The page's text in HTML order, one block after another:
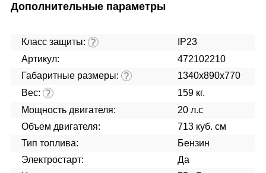
Дополнительные параметры
Класс защиты: ?
IP23
Артикул:
472102210
Габаритные размеры: ?
1340х890х770
Вес: ?
159 кг.
Мощность двигателя:
20 л.с
Объем двигателя:
713 куб. см
Тип топлива:
Бензин
Электростарт:
Да